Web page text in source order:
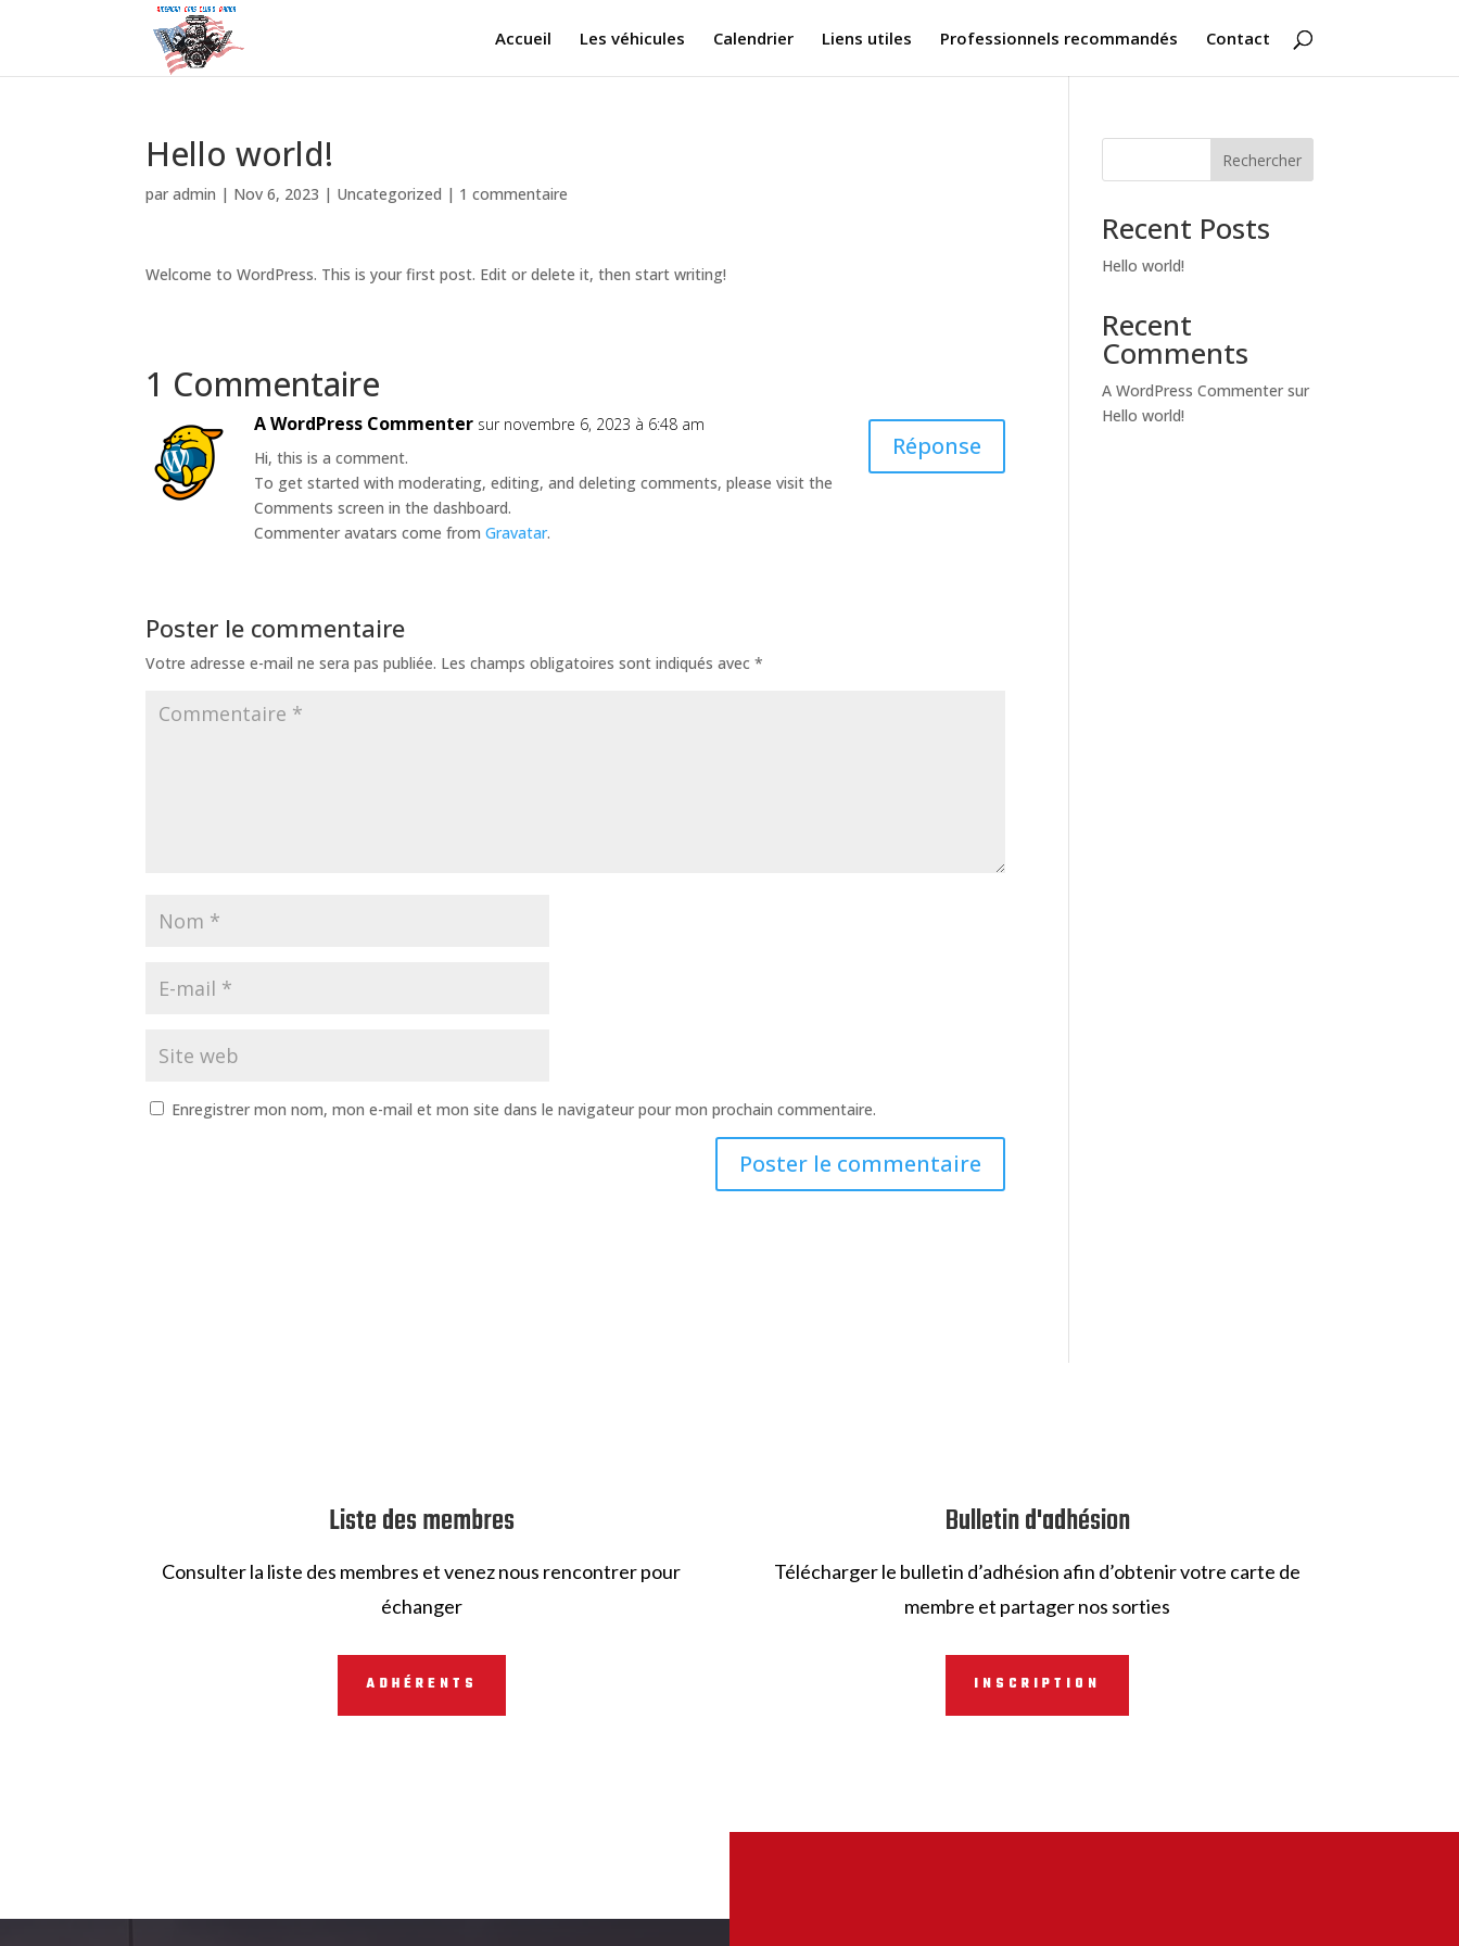
Accueil Les véhicules Calendrier Liens utiles Professionnels recommandés Contact
Hello world!
paradmin | Nov 6, 2023 | Uncategorized | 1 commentaire
Welcome to WordPress. This is your first post. Edit or delete it, then start writing!
1 Commentaire
A WordPress Commenter sur novembre 6, 2023 à 6:48 am
Hi, this is a comment.
To get started with moderating, editing, and deleting comments, please visit the
Comments screen in the dashboard.
Commenter avatars come fromGravatar.
Réponse
Poster le commentaire
Votre adresse e-mail ne sera pas publiée. Les champs obligatoires sont indiqués avec*
Enregistrer mon nom, mon e-mail et mon site dans le navigateur pour mon prochain commentaire.
Rechercher
Recent Posts
Hello world!
Recent
Comments
A WordPress Commenter sur
Hello world!
Liste des membres
Consulter la liste des membres et venez nous rencontrer pour
échanger
ADHÉRENTS
Bulletin d'adhésion
Télécharger le bulletin d’adhésion afin d’obtenir votre carte de
membre et partager nos sorties
INSCRIPTION